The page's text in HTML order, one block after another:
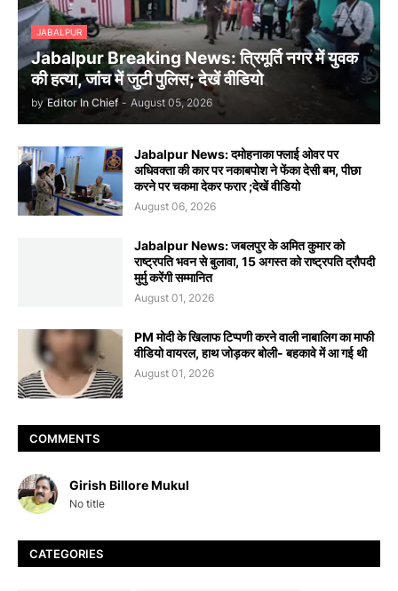
JABALPUR
Jabalpur Breaking News: त्रिमूर्ति नगर में युवक
की हत्या, जांच में जुटी पुलिस; देखें वीडियो
by Editor In Chief - August 05, 2026
Jabalpur News: दमोहनाका फ्लाई ओवर पर
अधिवक्ता की कार पर नकाबपोश ने फेंका देसी बम, पीछा
करने पर चकमा देकर फरार ;देखें वीडियो
August 06, 2026
Jabalpur News: जबलपुर के अमित कुमार को
राष्ट्रपति भवन से बुलावा, 15 अगस्त को राष्ट्रपति द्रौपदी
मुर्मु करेंगी सम्मानित
August 01, 2026
PM मोदी के खिलाफ टिप्पणी करने वाली नाबालिग का माफी
वीडियो वायरल, हाथ जोड़कर बोली- बहकावे में आ गई थी
August 01, 2026
COMMENTS
Girish Billore Mukul
No title
CATEGORIES